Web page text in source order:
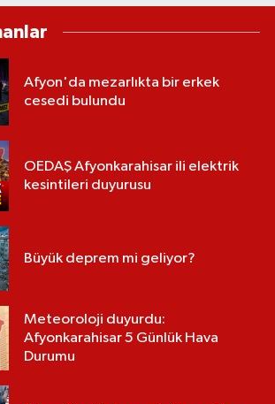
Afyon'da mezarlıkta bir erkek
cesedi bulundu
OEDAŞ Afyonkarahisar ili elektrik
kesintileri duyurusu
Büyük deprem mi geliyor?
Meteoroloji duyurdu:
Afyonkarahisar 5 Günlük Hava
Durumu